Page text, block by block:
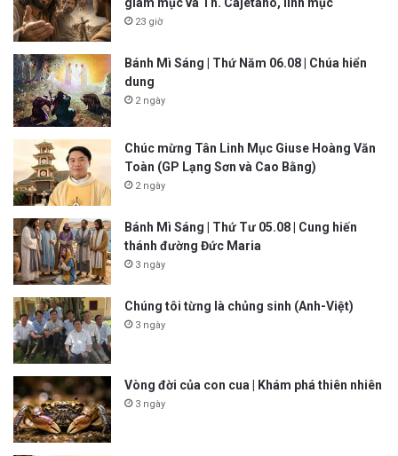
23 giờ
Bánh Mì Sáng | Thứ Năm 06.08 | Chúa hiển
dung
2 ngày
Chúc mừng Tân Linh Mục Giuse Hoàng Văn
Toàn (GP Lạng Sơn và Cao Bằng)
2 ngày
Bánh Mì Sáng | Thứ Tư 05.08 | Cung hiến
thánh đường Đức Maria
3 ngày
Chúng tôi từng là chủng sinh (Anh-Việt)
3 ngày
Vòng đời của con cua | Khám phá thiên nhiên
3 ngày